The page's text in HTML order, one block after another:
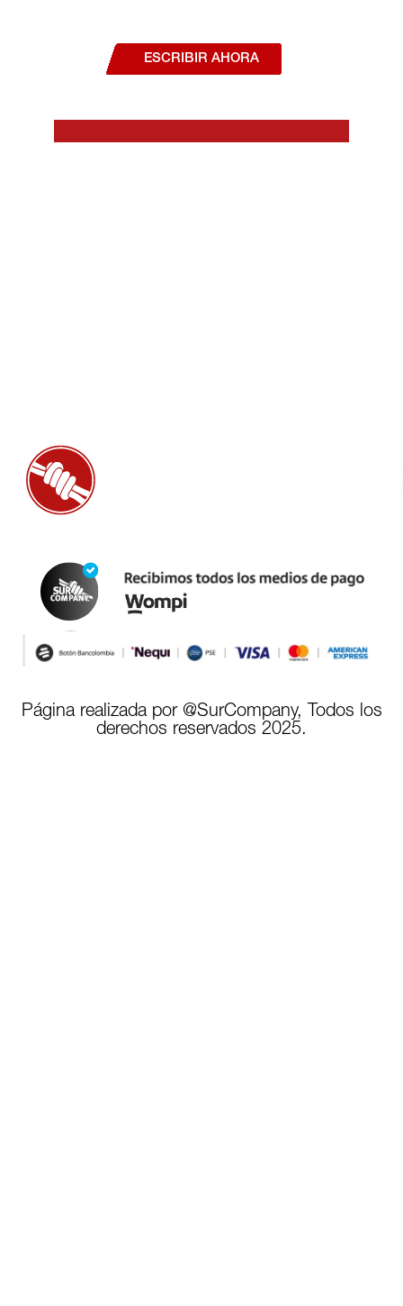
ESCRIBIR AHORA
Página realizada por @SurCompany, Todos los
derechos reservados 2025.